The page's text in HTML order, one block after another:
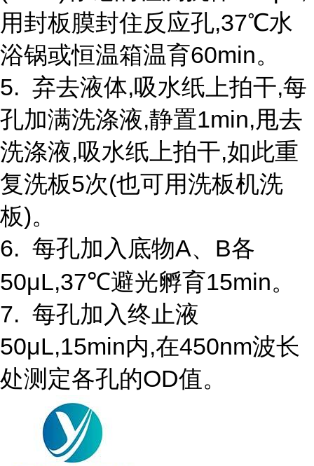
用封板膜封住反应孔,37℃水
浴锅或恒温箱温育60min。
5. 弃去液体,吸水纸上拍干,每
孔加满洗涤液,静置1min,甩去
洗涤液,吸水纸上拍干,如此重
复洗板5次(也可用洗板机洗
板)。
6. 每孔加入底物A、B各
50μL,37℃避光孵育15min。
7. 每孔加入终止液
50μL,15min内,在450nm波长
处测定各孔的OD值。